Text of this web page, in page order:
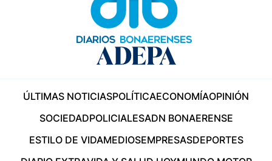
ÚLTIMAS NOTICIASPOLÍTICAECONOMÍAOPINIÓN
SOCIEDADPOLICIALESADN BONAERENSE
ESTILO DE VIDAMEDIOSEMPRESASDEPORTES